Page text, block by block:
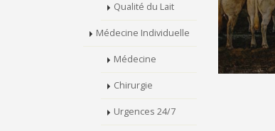
Qualité du Lait
Médecine Individuelle
Médecine
Chirurgie
Urgences 24/7